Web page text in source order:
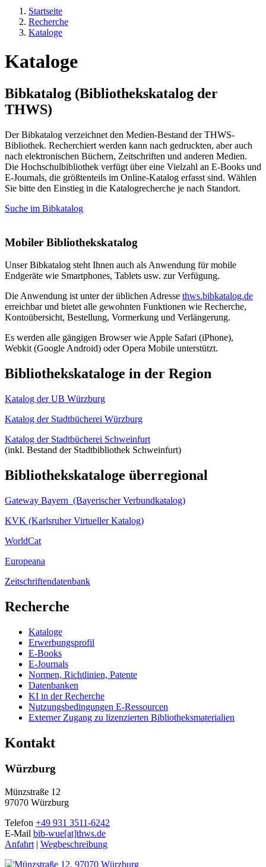
Startseite
Recherche
Kataloge
Kataloge
Bibkatalog (Bibliothekskatalog der
THWS)
Der Bibkatalog verzeichnet den Medien-Bestand der THWS-
Bibliothek. Recherchiert werden kann nach gedruckten, aber auch
nach elektronischen Büchern, Zeitschriften und anderen Medien.
Die Hochschulbibliothek verfügt über eine Vielzahl an E-Books und
E-Journals, die größtenteils im Online-Katalog erfasst sind. Wählen
Sie bitte den Einstieg in die Katalogrecherche je nach Standort.
Suche im Bibkatalog
Mobiler Bibliothekskatalog
Unser Bibkatalog steht Ihnen auch als Anwendung für mobile
Endgeräte wie Smartphones, Tablets usw. zur Verfügung.
Die Anwendung ist unter der üblichen Adresse thws.bibkatalog.de
erreichbar und bietet alle gewohnten Funktionen wie Recherche,
Kontoübersicht, Bestellung, Vormerkung und Verlängerung.
Es werden alle gängigen Browser wie Apple Safari (iPhone),
Webkit (Google Android) oder Opera Mobile unterstützt.
Bibliothekskataloge in der Region
Katalog der UB Würzburg
Katalog der Stadtbücherei Würzburg
Katalog der Stadtbücherei Schweinfurt
(inkl. Bestand der Stadtbibliothek Schweinfurt)
Bibliothekskataloge überregional
Gateway Bayern (Bayerischer Verbundkatalog)
KVK (Karlsruher Virtueller Katalog)
WorldCat
Europeana
Zeitschriftendatenbank
Recherche
Kataloge
Erwerbungsprofil
E-Books
E-Journals
Normen, Richtlinien, Patente
Datenbanken
KI in der Recherche
Nutzungsbedingungen E-Ressourcen
Externer Zugang zu lizenzierten Bibliotheksmaterialien
Kontakt
Würzburg
Münzstraße 12
97070 Würzburg
Telefon +49 931 3511-6242
E-Mail bib-wue[at]thws.de
Anfahrt | Wegbeschreibung